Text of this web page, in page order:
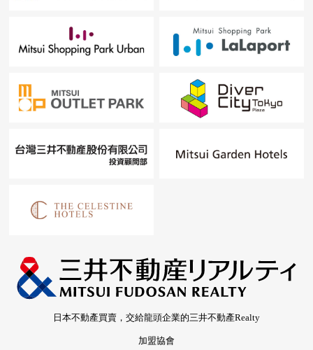
日本不動產買賣，交給龍頭企業的三井不動產Realty
加盟協會